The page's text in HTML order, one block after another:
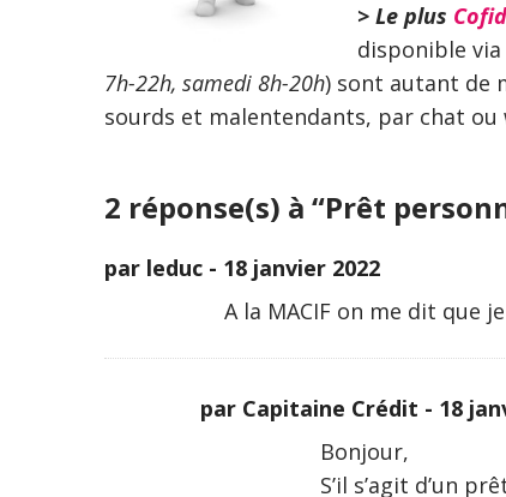
> Le plus
disponible
7h-22h, samedi 8h-20h) sont autant de
sourds et malentendants, par chat ou
2 réponse(s) à “Prêt
par leduc - 18 janvier 2022
A la MACIF on me dit que
par Capitaine Crédit - 18
Bonjour,
S’il s’agit d’un